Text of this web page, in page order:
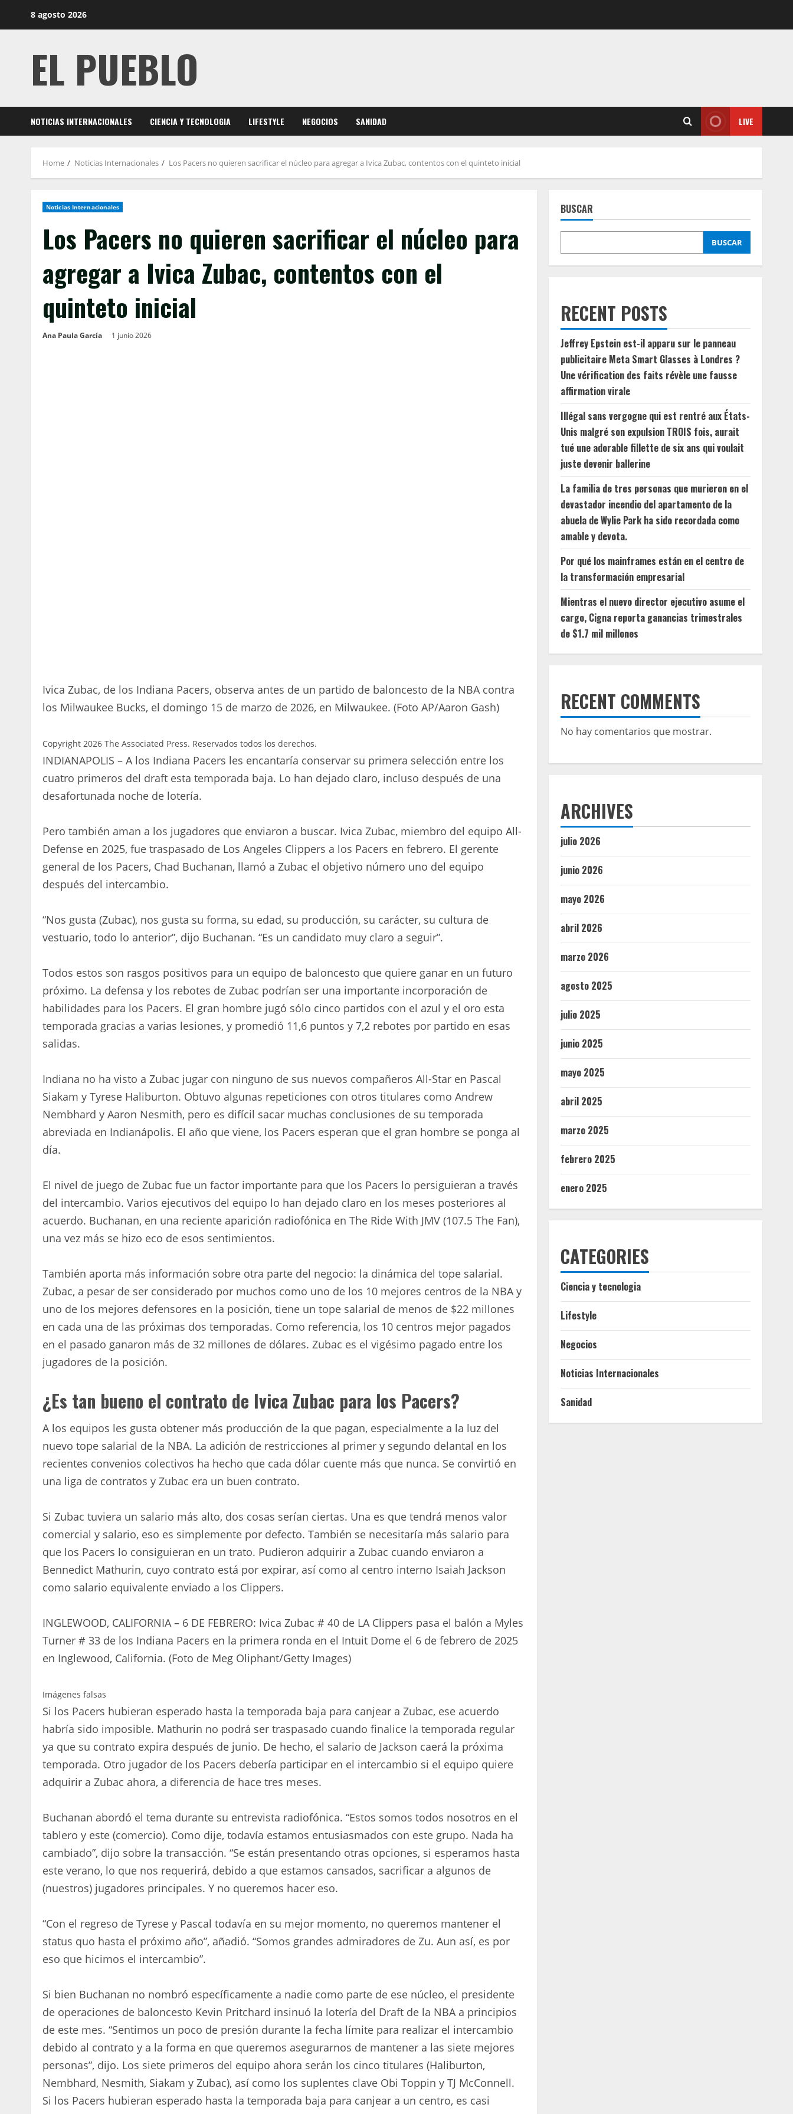
8 agosto 2026
EL PUEBLO
NOTICIAS INTERNACIONALES CIENCIA Y TECNOLOGIA LIFESTYLE NEGOCIOS SANIDAD LIVE
Home Noticias Internacionales Los Pacers no quieren sacrificar el núcleo para agregar a Ivica Zubac, contentos con el quinteto inicial
Noticias Internacionales
Los Pacers no quieren sacrificar el núcleo para
agregar a Ivica Zubac, contentos con el
quinteto inicial
Ana Paula García 1 junio 2026
Ivica Zubac, de los Indiana Pacers, observa antes de un partido de baloncesto de la NBA contra
los Milwaukee Bucks, el domingo 15 de marzo de 2026, en Milwaukee. (Foto AP/Aaron Gash)
Copyright 2026 The Associated Press. Reservados todos los derechos.
INDIANAPOLIS – A los Indiana Pacers les encantaría conservar su primera selección entre los
cuatro primeros del draft esta temporada baja. Lo han dejado claro, incluso después de una
desafortunada noche de lotería.
Pero también aman a los jugadores que enviaron a buscar. Ivica Zubac, miembro del equipo All-
Defense en 2025, fue traspasado de Los Angeles Clippers a los Pacers en febrero. El gerente
general de los Pacers, Chad Buchanan, llamó a Zubac el objetivo número uno del equipo
después del intercambio.
“Nos gusta (Zubac), nos gusta su forma, su edad, su producción, su carácter, su cultura de
vestuario, todo lo anterior”, dijo Buchanan. “Es un candidato muy claro a seguir”.
Todos estos son rasgos positivos para un equipo de baloncesto que quiere ganar en un futuro
próximo. La defensa y los rebotes de Zubac podrían ser una importante incorporación de
habilidades para los Pacers. El gran hombre jugó sólo cinco partidos con el azul y el oro esta
temporada gracias a varias lesiones, y promedió 11,6 puntos y 7,2 rebotes por partido en esas
salidas.
Indiana no ha visto a Zubac jugar con ninguno de sus nuevos compañeros All-Star en Pascal
Siakam y Tyrese Haliburton. Obtuvo algunas repeticiones con otros titulares como Andrew
Nembhard y Aaron Nesmith, pero es difícil sacar muchas conclusiones de su temporada
abreviada en Indianápolis. El año que viene, los Pacers esperan que el gran hombre se ponga al
día.
El nivel de juego de Zubac fue un factor importante para que los Pacers lo persiguieran a través
del intercambio. Varios ejecutivos del equipo lo han dejado claro en los meses posteriores al
acuerdo. Buchanan, en una reciente aparición radiofónica en The Ride With JMV (107.5 The Fan),
una vez más se hizo eco de esos sentimientos.
También aporta más información sobre otra parte del negocio: la dinámica del tope salarial.
Zubac, a pesar de ser considerado por muchos como uno de los 10 mejores centros de la NBA y
uno de los mejores defensores en la posición, tiene un tope salarial de menos de $22 millones
en cada una de las próximas dos temporadas. Como referencia, los 10 centros mejor pagados
en el pasado ganaron más de 32 millones de dólares. Zubac es el vigésimo pagado entre los
jugadores de la posición.
¿Es tan bueno el contrato de Ivica Zubac para los Pacers?
A los equipos les gusta obtener más producción de la que pagan, especialmente a la luz del
nuevo tope salarial de la NBA. La adición de restricciones al primer y segundo delantal en los
recientes convenios colectivos ha hecho que cada dólar cuente más que nunca. Se convirtió en
una liga de contratos y Zubac era un buen contrato.
Si Zubac tuviera un salario más alto, dos cosas serían ciertas. Una es que tendrá menos valor
comercial y salario, eso es simplemente por defecto. También se necesitaría más salario para
que los Pacers lo consiguieran en un trato. Pudieron adquirir a Zubac cuando enviaron a
Bennedict Mathurin, cuyo contrato está por expirar, así como al centro interno Isaiah Jackson
como salario equivalente enviado a los Clippers.
INGLEWOOD, CALIFORNIA – 6 DE FEBRERO: Ivica Zubac # 40 de LA Clippers pasa el balón a Myles
Turner # 33 de los Indiana Pacers en la primera ronda en el Intuit Dome el 6 de febrero de 2025
en Inglewood, California. (Foto de Meg Oliphant/Getty Images)
Imágenes falsas
Si los Pacers hubieran esperado hasta la temporada baja para canjear a Zubac, ese acuerdo
habría sido imposible. Mathurin no podrá ser traspasado cuando finalice la temporada regular
ya que su contrato expira después de junio. De hecho, el salario de Jackson caerá la próxima
temporada. Otro jugador de los Pacers debería participar en el intercambio si el equipo quiere
adquirir a Zubac ahora, a diferencia de hace tres meses.
Buchanan abordó el tema durante su entrevista radiofónica. “Estos somos todos nosotros en el
tablero y este (comercio). Como dije, todavía estamos entusiasmados con este grupo. Nada ha
cambiado”, dijo sobre la transacción. “Se están presentando otras opciones, si esperamos hasta
este verano, lo que nos requerirá, debido a que estamos cansados, sacrificar a algunos de
(nuestros) jugadores principales. Y no queremos hacer eso.
“Con el regreso de Tyrese y Pascal todavía en su mejor momento, no queremos mantener el
status quo hasta el próximo año”, añadió. “Somos grandes admiradores de Zu. Aun así, es por
eso que hicimos el intercambio”.
Si bien Buchanan no nombró específicamente a nadie como parte de ese núcleo, el presidente
de operaciones de baloncesto Kevin Pritchard insinuó la lotería del Draft de la NBA a principios
de este mes. “Sentimos un poco de presión durante la fecha límite para realizar el intercambio
debido al contrato y a la forma en que queremos asegurarnos de mantener a las siete mejores
personas”, dijo. Los siete primeros del equipo ahora serán los cinco titulares (Haliburton,
Nembhard, Nesmith, Siakam y Zubac), así como los suplentes clave Obi Toppin y TJ McConnell.
Si los Pacers hubieran esperado hasta la temporada baja para canjear a un centro, es casi
BUSCAR
BUSCAR
RECENT POSTS
Jeffrey Epstein est-il apparu sur le panneau
publicitaire Meta Smart Glasses à Londres ?
Une vérification des faits révèle une fausse
affirmation virale
Illégal sans vergogne qui est rentré aux États-
Unis malgré son expulsion TROIS fois, aurait
tué une adorable fillette de six ans qui voulait
juste devenir ballerine
La familia de tres personas que murieron en el
devastador incendio del apartamento de la
abuela de Wylie Park ha sido recordada como
amable y devota.
Por qué los mainframes están en el centro de
la transformación empresarial
Mientras el nuevo director ejecutivo asume el
cargo, Cigna reporta ganancias trimestrales
de $1.7 mil millones
RECENT COMMENTS
No hay comentarios que mostrar.
ARCHIVES
julio 2026
junio 2026
mayo 2026
abril 2026
marzo 2026
agosto 2025
julio 2025
junio 2025
mayo 2025
abril 2025
marzo 2025
febrero 2025
enero 2025
CATEGORIES
Ciencia y tecnologia
Lifestyle
Negocios
Noticias Internacionales
Sanidad